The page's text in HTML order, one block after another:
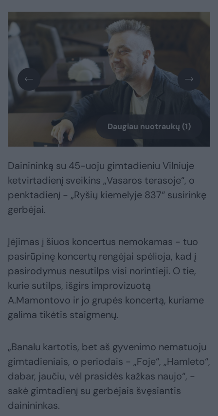
Daugiau nuotraukų (1)
Dainininką su 45-uoju gimtadieniu Vilniuje
ketvirtadienį sveikins „Vasaros terasoje“, o
penktadienį - „Ryšių kiemelyje 837“ susirinkę
gerbėjai.
Įėjimas į šiuos koncertus nemokamas - tuo
pasirūpinę koncertų rengėjai spėlioja, kad į
pasirodymus nesutilps visi norintieji. O tie,
kurie sutilps, išgirs improvizuotą
A.Mamontovo ir jo grupės koncertą, kuriame
galima tikėtis staigmenų.
„Banalu kartotis, bet aš gyvenimo nematuoju
gimtadieniais, o periodais - „Foje“, „Hamleto“,
dabar, jaučiu, vėl prasidės kažkas naujo“, -
sakė gimtadienį su gerbėjais švęsiantis
dainininkas.